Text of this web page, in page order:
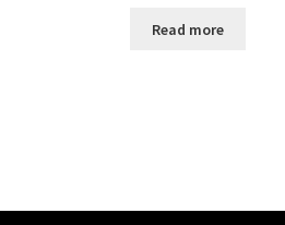
Read more